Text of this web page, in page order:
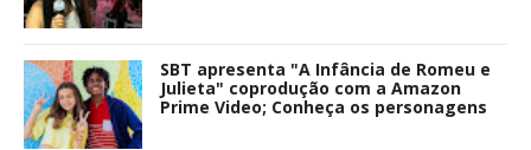
SBT apresenta "A Infância de Romeu e
Julieta" coprodução com a Amazon
Prime Video; Conheça os personagens